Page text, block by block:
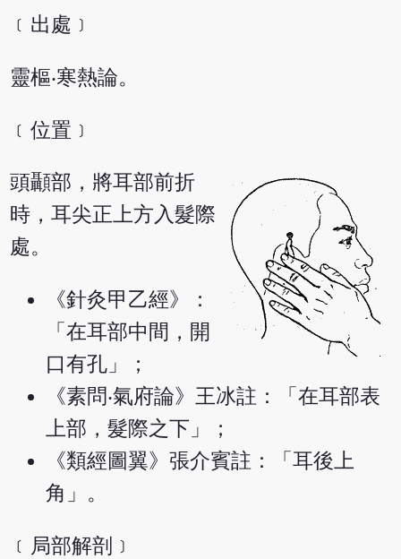
﹝出處﹞
靈樞‧寒熱論。
﹝位置﹞
頭顳部，將耳部前折
時，耳尖正上方入髮際
處。
《針灸甲乙經》：
「在耳部中間，開
口有孔」；
《素問‧氣府論》王冰註：「在耳部表
上部，髮際之下」；
《類經圖翼》張介賓註：「耳後上
角」。
﹝局部解剖﹞